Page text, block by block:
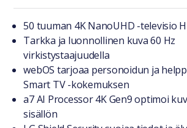
Tuotteesta lyhyesti
50 tuuman 4K NanoUHD -televisio
Tarkka ja luonnollinen kuva 60 Hz
virkistystaajuudella
webOS tarjoaa personoidun ja
Smart TV -kokemuksen
a7 AI Processor 4K Gen9 optimoi
sisällön